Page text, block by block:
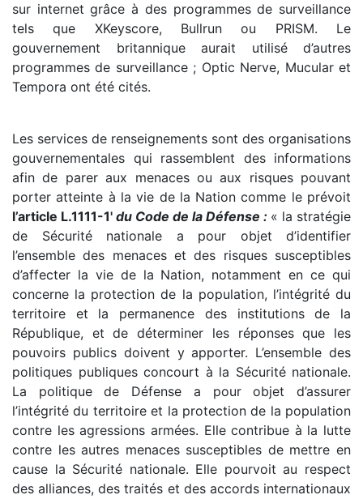
sur internet grâce à des programmes de surveillance
tels que XKeyscore, Bullrun ou PRISM. Le
gouvernement britannique aurait utilisé d’autres
programmes de surveillance ; Optic Nerve, Mucular et
Tempora ont été cités.
Les services de renseignements sont des organisations
gouvernementales qui rassemblent des informations
afin de parer aux menaces ou aux risques pouvant
porter atteinte à la vie de la Nation comme le prévoit
l’article L.1111-1' du Code de la Défense : « la stratégie
de Sécurité nationale a pour objet d’identifier
l’ensemble des menaces et des risques susceptibles
d’affecter la vie de la Nation, notamment en ce qui
concerne la protection de la population, l’intégrité du
territoire et la permanence des institutions de la
République, et de déterminer les réponses que les
pouvoirs publics doivent y apporter. L’ensemble des
politiques publiques concourt à la Sécurité nationale.
La politique de Défense a pour objet d’assurer
l’intégrité du territoire et la protection de la population
contre les agressions armées. Elle contribue à la lutte
contre les autres menaces susceptibles de mettre en
cause la Sécurité nationale. Elle pourvoit au respect
des alliances, des traités et des accords internationaux